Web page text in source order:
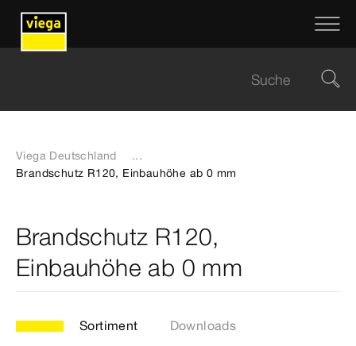
Viega Deutschland
...
Brandschutz R120, Einbauhöhe ab 0 mm
Brandschutz R120,
Einbauhöhe ab 0 mm
Sortiment Downloads